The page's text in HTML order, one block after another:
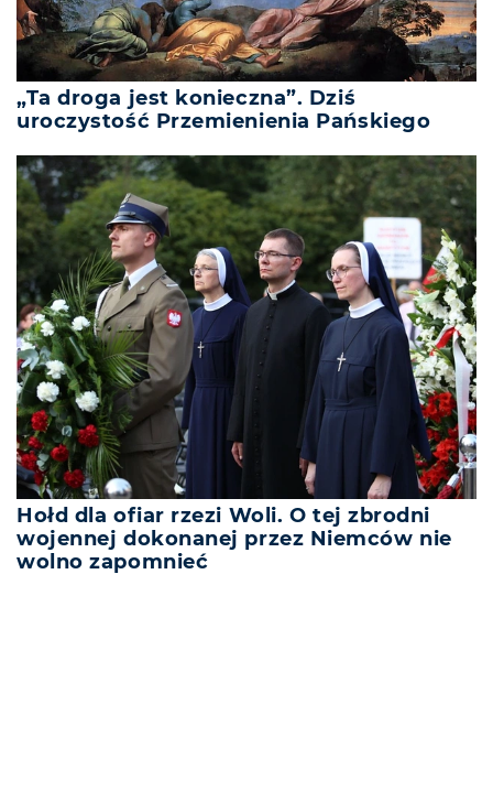
„Ta droga jest konieczna”. Dziś
uroczystość Przemienienia Pańskiego
Hołd dla ofiar rzezi Woli. O tej zbrodni
wojennej dokonanej przez Niemców nie
wolno zapomnieć